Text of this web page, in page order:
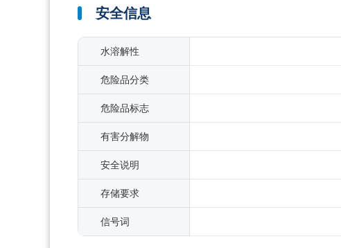
安全信息
水溶解性
危险品分类
危险品标志
有害分解物
安全说明
存储要求
信号词